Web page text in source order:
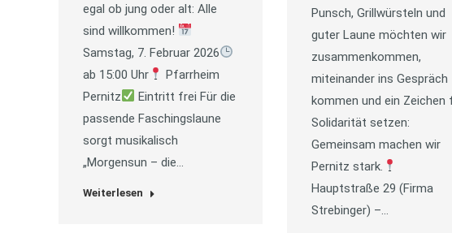
egal ob jung oder alt: Alle
sind willkommen!
Samstag, 7. Februar 2026
ab 15:00 Uhr
Pfarrheim
Pernitz
Eintritt frei Für die
passende Faschingslaune
sorgt musikalisch
„Morgensun – die…
Weiterlesen
Punsch, Grillwürsteln und
guter Laune möchten wir
zusammenkommen,
miteinander ins Gespräch
kommen und ein Zeichen
Solidarität setzen:
Gemeinsam machen wir
Pernitz stark.
Hauptstraße 29 (Firma
Strebinger) –…